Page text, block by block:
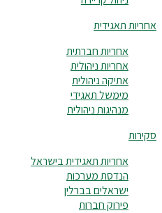
אחריות תאגידית
אחריות חברתית
אחריות ניהולית
אתיקה ניהולית
מימשל תאגידי
מנהיגות ניהולית
סקירות
אחריות תאגידית בישראל
הנדסת מערכות
ישראלים בברלין
פירוק חברות